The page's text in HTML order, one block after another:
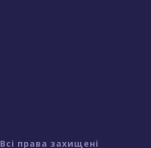
Всі права захищені